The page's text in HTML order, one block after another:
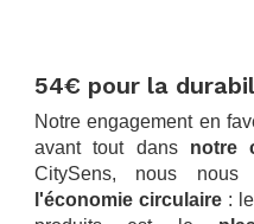
54€ pour la
Notre engagement en
avant tout dans notre
CitySens, nous nous
l'économie circulaire :